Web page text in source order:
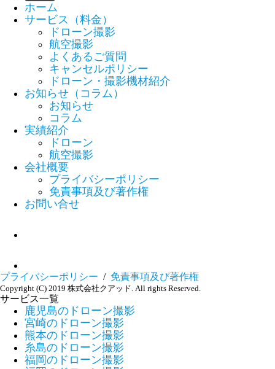
ホーム
サービス（料金）
ドローン撮影
航空撮影
よくあるご質問
キャンセルポリシー
ドローン・撮影機材紹介
お知らせ（コラム）
お知らせ
コラム
実績紹介
ドローン
航空撮影
会社概要
プライバシーポリシー
免責事項及び著作権
お問い合せ
プライバシーポリシー / 免責事項及び著作権
Copyright (C) 2019 株式会社クアッド. All rights Reserved.
サービス一覧
鹿児島のドローン撮影
宮崎のドローン撮影
熊本のドローン撮影
糸島のドローン撮影
福岡のドローン撮影